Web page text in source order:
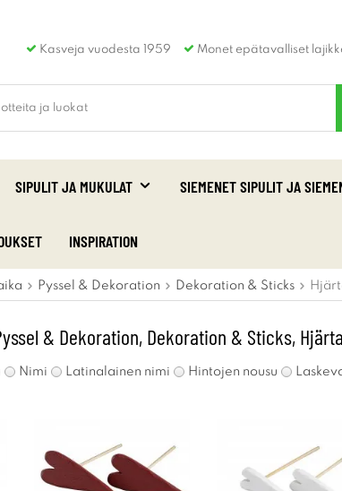
Kasveja vuodesta 1959 Monet epätavalliset
SIPULIT JA MUKULAT SIEMENET SIPULIT JA
INSPIRATION
Pyssel & Dekoration Dekoration & Sticks
& Dekoration, Dekoration & Sticks, Hjärta
Nimi Latinalainen nimi Hintojen nousu